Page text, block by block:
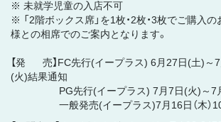
※ 未就学児童の入店不可
※ 「2階ボックス席」を1枚・2枚・3枚でご購入
様との相席でのご案内となります。
【発 売】FC先行(イープラス) 6月27日(土)～
(火)結果通知
PG先行(イープラス) 7月7日(火)～7
一般発売(イープラス)7月16日（木）